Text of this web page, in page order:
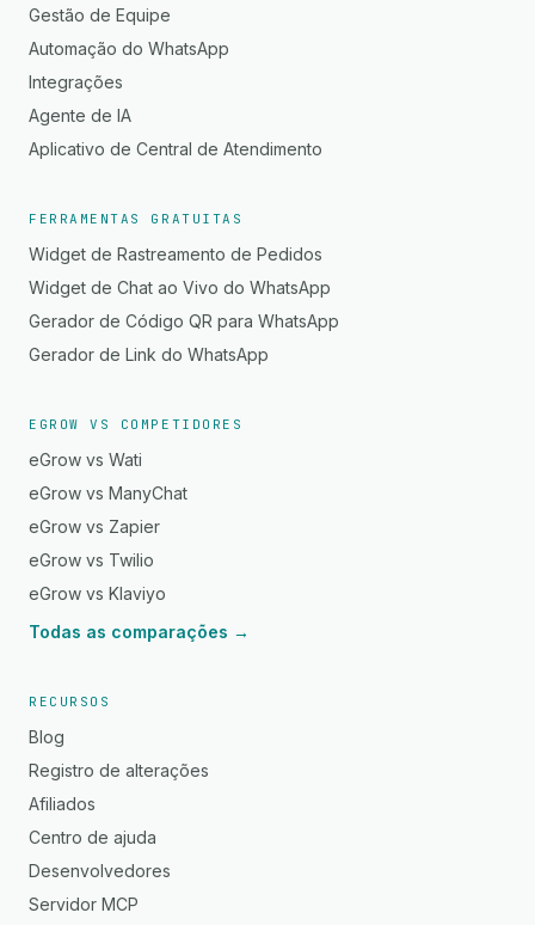
Gestão de Equipe
Automação do WhatsApp
Integrações
Agente de IA
Aplicativo de Central de Atendimento
FERRAMENTAS GRATUITAS
Widget de Rastreamento de Pedidos
Widget de Chat ao Vivo do WhatsApp
Gerador de Código QR para WhatsApp
Gerador de Link do WhatsApp
EGROW VS COMPETIDORES
eGrow vs Wati
eGrow vs ManyChat
eGrow vs Zapier
eGrow vs Twilio
eGrow vs Klaviyo
Todas as comparações →
RECURSOS
Blog
Registro de alterações
Afiliados
Centro de ajuda
Desenvolvedores
Servidor MCP